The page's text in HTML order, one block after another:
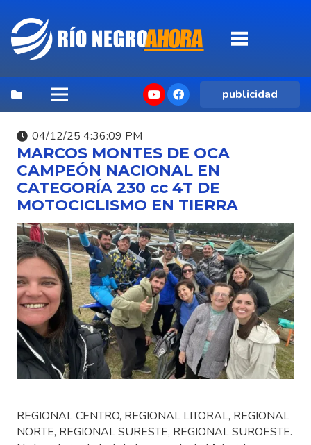
publicidad
04/12/25 4:36:09 PM
MARCOS MONTES DE OCA
CAMPEÓN NACIONAL EN
CATEGORÍA 230 cc 4T DE
MOTOCICLISMO EN TIERRA
REGIONAL CENTRO, REGIONAL LITORAL, REGIONAL
NORTE, REGIONAL SURESTE, REGIONAL SUROESTE.